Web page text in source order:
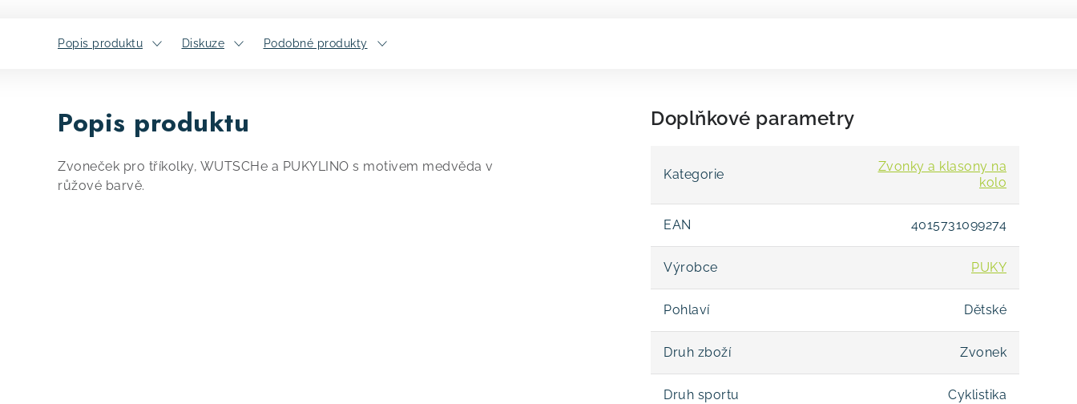
Popis produktu Diskuze Podobné produkty
Popis produktu
Zvoneček pro tříkolky, WUTSCHe a PUKYLINO s motivem medvěda v
růžové barvě.
Doplňkové parametry
Kategorie
Zvonky a klasony na
kolo
EAN 4015731099274
Výrobce PUKY
Pohlaví Dětské
Druh zboží Zvonek
Druh sportu Cyklistika